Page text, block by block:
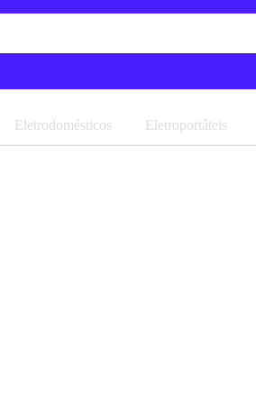
Eletrodomésticos Eletroportáteis